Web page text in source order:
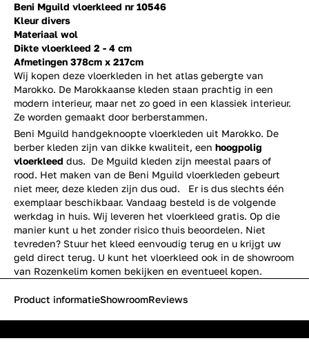
Beni Mguild vloerkleed nr 10546
Kleur divers
Materiaal wol
Dikte vloerkleed 2 - 4 cm
Afmetingen 378cm x 217cm
Wij kopen deze vloerkleden in het atlas gebergte van
Marokko. De Marokkaanse kleden staan prachtig in een
modern interieur, maar net zo goed in een klassiek interieur.
Ze worden gemaakt door berberstammen.
Beni Mguild handgeknoopte vloerkleden uit Marokko. De
berber kleden zijn van dikke kwaliteit, een hoogpolig
vloerkleed dus. De Mguild kleden zijn meestal paars of
rood. Het maken van de Beni Mguild vloerkleden gebeurt
niet meer, deze kleden zijn dus oud. Er is dus slechts één
exemplaar beschikbaar. Vandaag besteld is de volgende
werkdag in huis. Wij leveren het vloerkleed gratis. Op die
manier kunt u het zonder risico thuis beoordelen. Niet
tevreden? Stuur het kleed eenvoudig terug en u krijgt uw
geld direct terug. U kunt het vloerkleed ook in de showroom
van Rozenkelim komen bekijken en eventueel kopen.
Product informatieShowroomReviews